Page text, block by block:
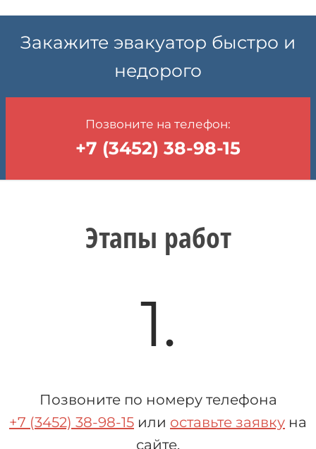
Закажите эвакуатор быстро и
недорого
Позвоните на телефон:
+7 (3452) 38-98-15
Этапы работ
1.
Позвоните по номеру телефона
+7 (3452) 38-98-15 или оставьте заявку на
сайте.